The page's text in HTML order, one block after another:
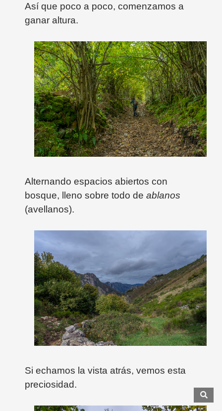
Así que poco a poco, comenzamos a
ganar altura.
Alternando espacios abiertos con
bosque, lleno sobre todo de ablanos
(avellanos).
Si echamos la vista atrás, vemos esta
preciosidad.